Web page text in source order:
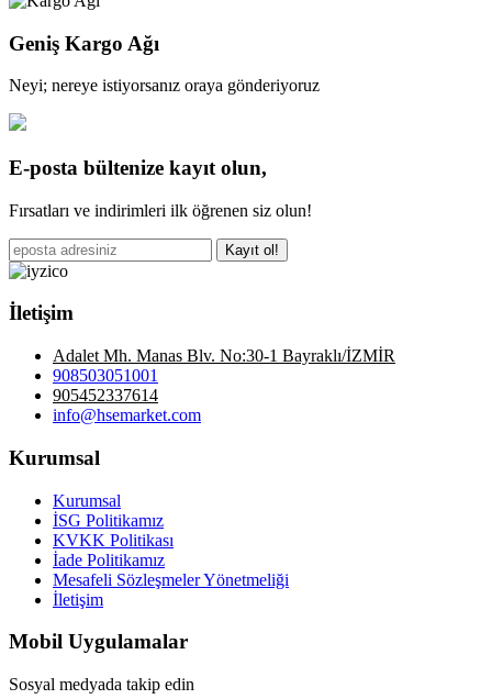
Geniş Kargo Ağı
Neyi; nereye istiyorsanız oraya gönderiyoruz
E-posta bültenize kayıt olun,
Fırsatları ve indirimleri ilk öğrenen siz olun!
Kayıt ol!
İletişim
Adalet Mh. Manas Blv. No:30-1 Bayraklı/İZMİR
908503051001
905452337614
info@hsemarket.com
Kurumsal
Kurumsal
İSG Politikamız
KVKK Politikası
İade Politikamız
Mesafeli Sözleşmeler Yönetmeliği
İletişim
Mobil Uygulamalar
Sosyal medyada takip edin